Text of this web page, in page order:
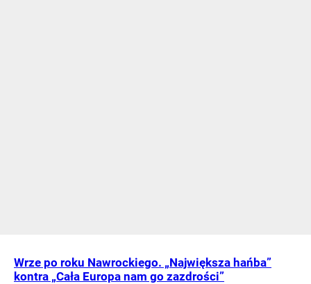
Wrze po roku Nawrockiego. „Największa hańba”
kontra „Cała Europa nam go zazdrości”